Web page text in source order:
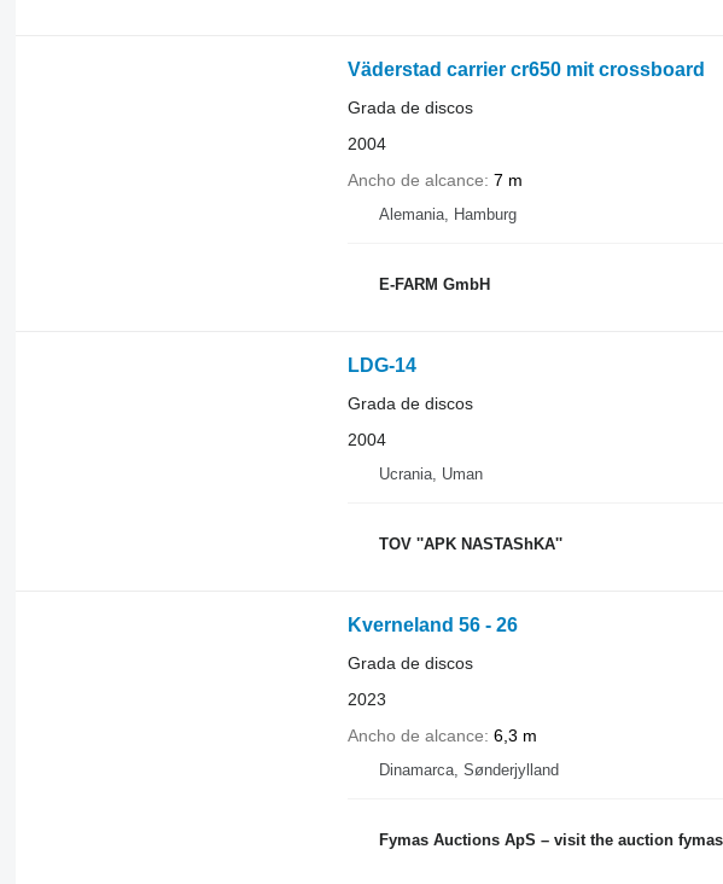
Väderstad carrier cr650 mit crossboard
Grada de discos
2004
Ancho de alcance 7 m
Alemania, Hamburg
E-FARM GmbH
LDG-14
Grada de discos
2004
Ucrania, Uman
TOV ''APK NASTAShKA''
Kverneland 56 - 26
Grada de discos
2023
Ancho de alcance 6,3 m
Dinamarca, Sønderjylland
Fymas Auctions ApS – visit the auction